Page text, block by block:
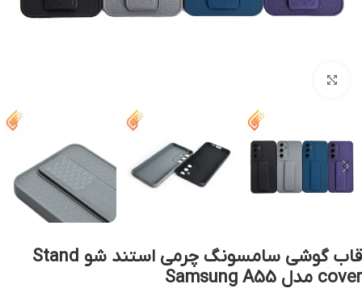
قاب گوشی سامسونگ چرمی استند شو Stand
cover مدل Samsung A55